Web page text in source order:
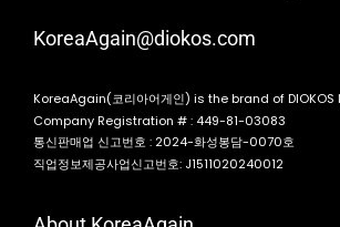
KoreaAgain@diokos.com
KoreaAgain(코리아어게인) is the brand of DIOKOS
Company Registration # : 449-81-03083
통신판매업 신고번호 : 2024-화성봉담-0070호
직업정보제공사업신고번호: J1511020240012